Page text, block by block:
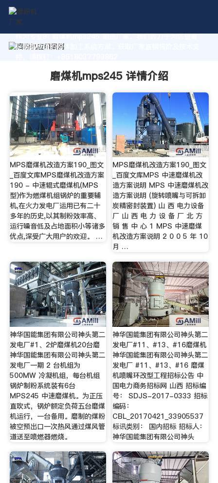
作为专业的 磨煤机mps245 制造厂家，我们致力于为您量身
定制高价值的粉体加工系统方案。获取厂家直销报价及技术支
磨煤机mps245 详情介绍
MPS磨煤机改造方案190_图文
_百度文库MPS磨煤机改造方案
190 - 中速辊式磨煤机(MPS
型)作为燃煤机组锅炉的重要辅
机,在火力发电厂运用已有二十
多年的历史,以其制粉效率高、
运行噪音低及占地面积小等诸多
优点,深受广大用户的欢迎。 …
MPS磨煤机改造方案190_图文
_百度文库MPS 中速磨煤机改
造方案说明 MPS 中速磨煤机改
造方案说明 (旋转喷嘴与可拆卸
炭精密封装置) 山 西 电力设备
厂 山 西 电 力 设 备 厂 北 方
销 售 中 心 1 MPS 中速磨煤
机改造方案说明 2 0 0 5 年 10
月 …
神华国能集团有限公司神头第二
发电厂#1、2炉磨煤机20台磨
神华国能集团有限公司神头第二
发电厂一期 2 台机组为
500MW 冷凝机组，每台机组
锅炉制粉系统装有6台
MPS245 中速磨煤机。为正压
直吹式，锅炉额定负荷五台磨煤
机运行，一台备用。磨制的煤粉
被空预出口一次热风通过煤风管
道送至喷燃器燃烧。
神华国能集团有限公司神头第二
发电厂#11、#13、#16磨煤机
神华国能集团有限公司神头第二
发电厂 #11、#13、#16 磨煤
机喷嘴环改型工程招标公告 中
国电力商务招标网 山西 招标编
号： SDJS-2017-0333 招标
编码：
CBL_20170421_33905537
标讯类别： 国内招标 招标人：
神华国能集团有限公司神头